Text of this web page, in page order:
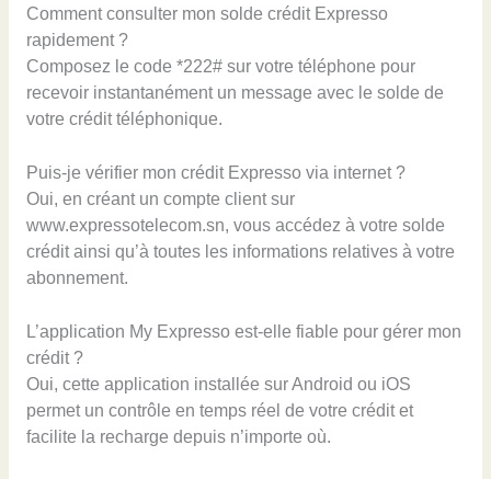
Comment consulter mon solde crédit Expresso
rapidement ?
Composez le code *222# sur votre téléphone pour
recevoir instantanément un message avec le solde de
votre crédit téléphonique.
Puis-je vérifier mon crédit Expresso via internet ?
Oui, en créant un compte client sur
www.expressotelecom.sn, vous accédez à votre solde
crédit ainsi qu’à toutes les informations relatives à votre
abonnement.
L’application My Expresso est-elle fiable pour gérer mon
crédit ?
Oui, cette application installée sur Android ou iOS
permet un contrôle en temps réel de votre crédit et
facilite la recharge depuis n’importe où.